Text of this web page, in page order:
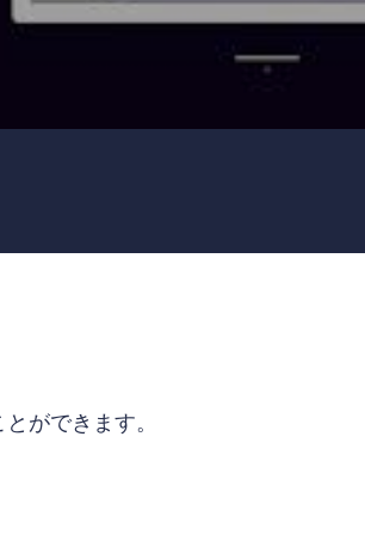
ができます。